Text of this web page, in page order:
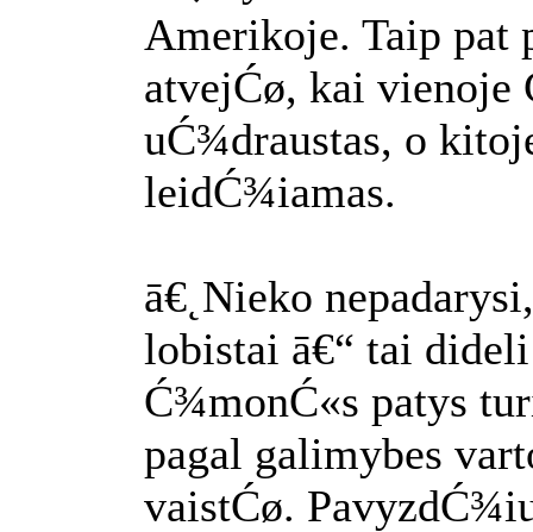
Amerikoje. Taip pat
atvejĆø, kai vienoje
uĆ¾draustas, o
leidĆ¾iamas.
ā€˛Nieko
lobistai ā€“ tai
Ć¾monĆ«s patys
pagal galimybes
vaistĆø.